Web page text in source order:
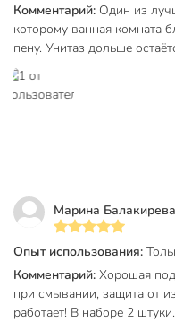
Комментарий: Один из
которому ванная комната
пену. Унитаз дольше
Марина Балакирева
Опыт использования:
Комментарий: Хорошая
при смывании, защита от
работает! В наборе 2 штуки.